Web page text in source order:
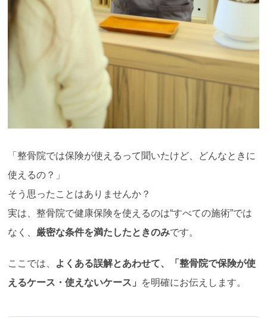
「整骨院では保険が使えるって聞いたけど、どんなときに
使えるの？」
そう思ったことはありませんか？
実は、整骨院で健康保険を使えるのは“すべての施術”では
なく、 厳密な条件を満たしたときのみです。
ここでは、 よくある誤解とあわせて、「整骨院で保険が使
えるケース・使えないケース」 を明確にお伝えします。